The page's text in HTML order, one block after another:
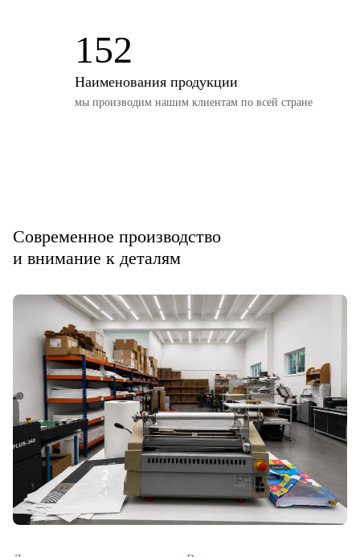
152
Наименования продукции
мы производим нашим клиентам по всей стране
Современное производство
и внимание к деталям